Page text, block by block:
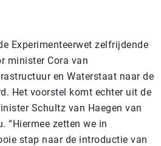
Experimenteerwet zelfrijdende
minister Cora van
en Waterstaat naar de
Het voorstel komt echter uit de
Schultz van Haegen van
“Hiermee zetten we in
stap naar de introductie van